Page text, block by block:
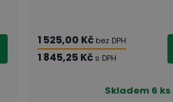
1 525,00 Kč bez DPH
1 845,25 Kč s DPH
Skladem 6 ks